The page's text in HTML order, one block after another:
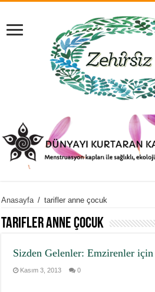
Anasayfa / tarifler anne çocuk
tarifler anne çocuk
Sizden Gelenler: Emzirenler
Kasım 3, 2013 0